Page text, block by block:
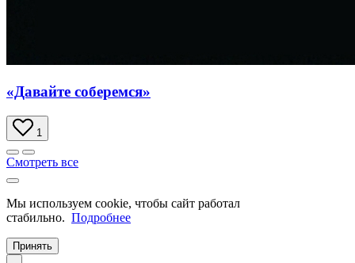
«Давайте соберемся»
1
Смотреть все
Мы используем cookie, чтобы сайт работал
стабильно. Подробнее
Принять